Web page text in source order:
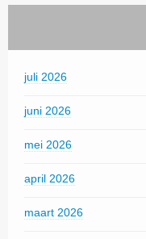
juli 2026
juni 2026
mei 2026
april 2026
maart 2026